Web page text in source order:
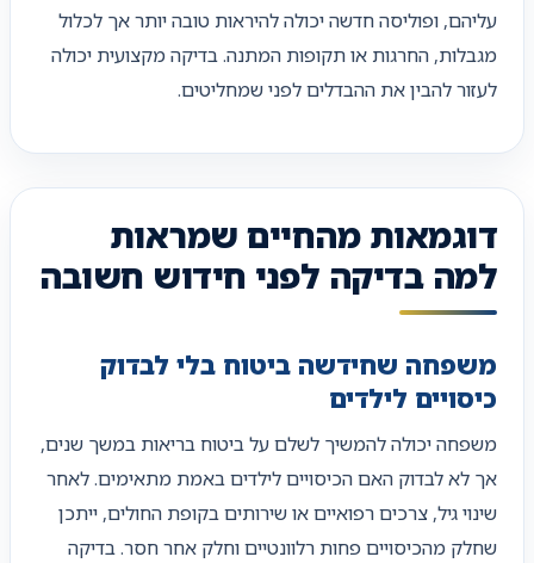
עליהם, ופוליסה חדשה יכולה להיראות טובה יותר אך לכלול
מגבלות, החרגות או תקופות המתנה. בדיקה מקצועית יכולה
לעזור להבין את ההבדלים לפני שמחליטים.
דוגמאות מהחיים שמראות
למה בדיקה לפני חידוש חשובה
משפחה שחידשה ביטוח בלי לבדוק
כיסויים לילדים
משפחה יכולה להמשיך לשלם על ביטוח בריאות במשך שנים,
אך לא לבדוק האם הכיסויים לילדים באמת מתאימים. לאחר
שינוי גיל, צרכים רפואיים או שירותים בקופת החולים, ייתכן
שחלק מהכיסויים פחות רלוונטיים וחלק אחר חסר. בדיקה